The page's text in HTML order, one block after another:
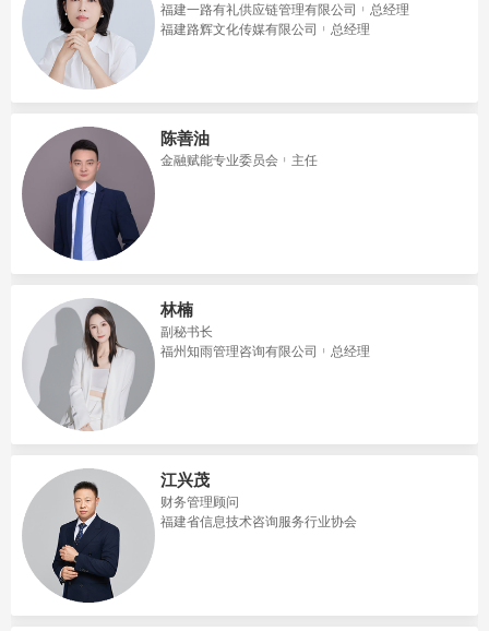
福建一路有礼供应链管理有限公司
总经理
福建路辉文化传媒有限公司
总经理
陈善油
金融赋能专业委员会 主任
林楠
副秘书长
福州知雨管理咨询有限公司
总经理
江兴茂
财务管理顾问
福建省信息技术咨询服务行业协会